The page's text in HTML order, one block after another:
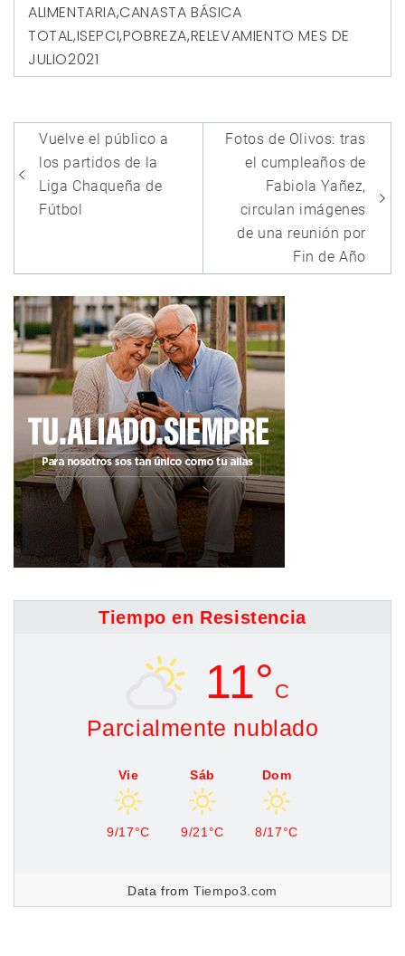
ALIMENTARIA,CANASTA BÁSICA
TOTAL,ISEPCI,POBREZA,RELEVAMIENTO MES DE
JULIO2021
Navegación
de
entradas
Vuelve el público a
los partidos de la
Liga Chaqueña de
Fútbol
Fotos de Olivos: tras
el cumpleaños de
Fabiola Yañez,
circulan imágenes
de una reunión por
Fin de Año
Tiempo en Resistencia
11° C
Parcialmente nublado
Vie
9/17°C
Sáb
9/21°C
Dom
8/17°C
Data fromTiempo3.com